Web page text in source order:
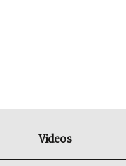
Videos